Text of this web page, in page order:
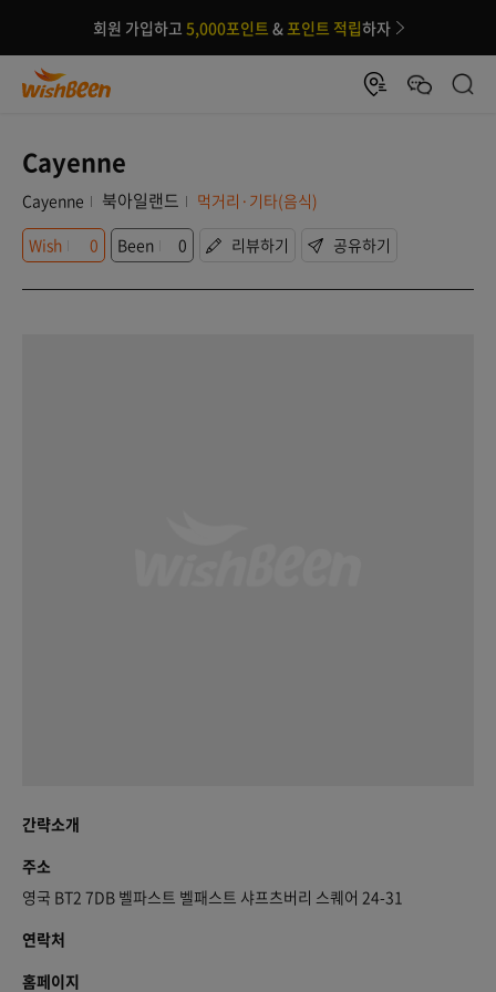
회원 가입하고 5,000포인트 &포인트 적립하자
Cayenne
Cayenne 북아일랜드
먹거리·기타(음식)
Wish
0 Been 0 리뷰하기 공유하기
간략소개
주소
영국 BT2 7DB 벨파스트 벨패스트 샤프츠버리 스퀘어 24-31
연락처
홈페이지